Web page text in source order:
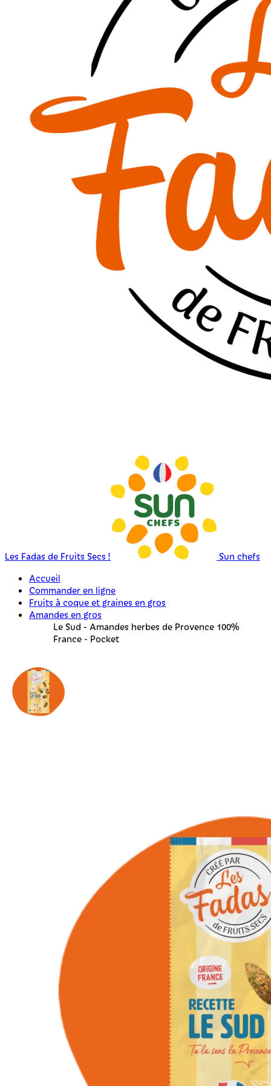
Les Fadas de Fruits Secs !
Sun chefs
Accueil
Commander en ligne
Fruits à coque et graines en gros
Amandes en gros
Le Sud - Amandes herbes de Provence 100%
France - Pocket